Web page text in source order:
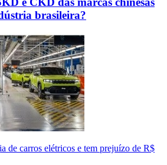
brasileira?
de carros elétricos e tem prejuízo de R$